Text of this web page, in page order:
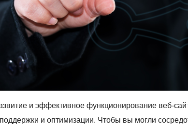
и эффективное функционирование веб-
и оптимизации. Чтобы вы могли